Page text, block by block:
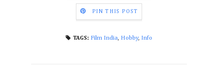
PIN THIS POST
TAGS: Film India, Hobby, Info